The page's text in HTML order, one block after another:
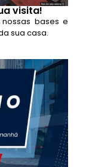
visita!
bases e
sua casa.